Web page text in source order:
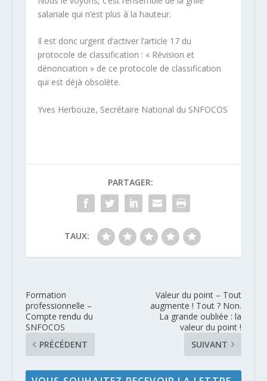
salariale qui n’est plus à la hauteur.
Il est donc urgent d’activer l’article 17 du
protocole de classification : « Révision et
dénonciation » de ce protocole de classification
qui est déjà obsolète.
Yves Herbouze, Secrétaire National du SNFOCOS
PARTAGER:
TAUX:
Formation
professionnelle –
Compte rendu du
SNFOCOS
PRÉCÉDENT
Valeur du point – Tout
augmente ! Tout ? Non.
La grande oubliée : la
valeur du point !
SUIVANT